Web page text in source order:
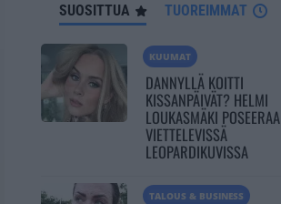
SUOSITTUA TUOREIMMAT
KUUMAT
DANNYLLÄ KOITTI
KISSANPÄIVÄT? HELMI
LOUKASMÄKI POSEERAA
VIETTELEVISSÄ
LEOPARDIKUVISSA
TALOUS & BUSINESS